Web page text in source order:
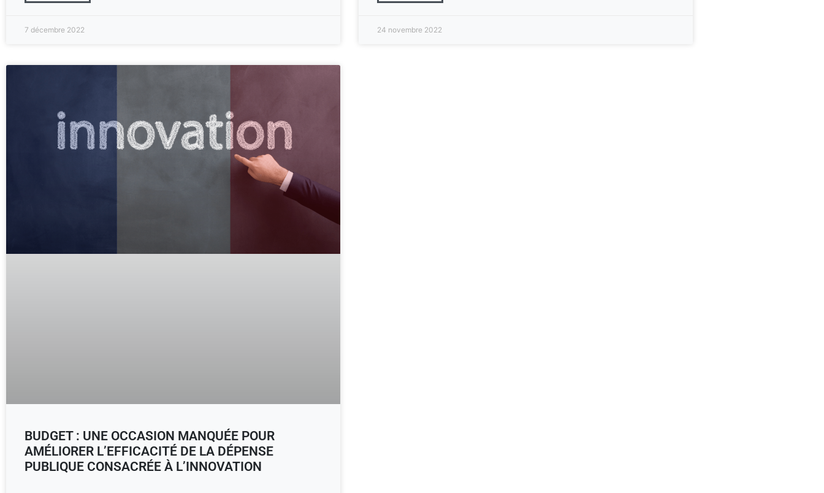
7 décembre 2022 24 novembre 2022
BUDGET : UNE OCCASION MANQUÉE POUR
AMÉLIORER L’EFFICACITÉ DE LA DÉPENSE
PUBLIQUE CONSACRÉE À L’INNOVATION